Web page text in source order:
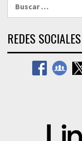
REDES SOCIALES